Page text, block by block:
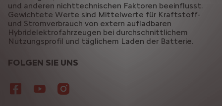
FOLGEN SIE UNS
und anderen nichttechnischen Faktoren beeinflusst.
Gewichtete Werte sind Mittelwerte für Kraftstoff-
und Stromverbrauch von extern aufladbaren
Hybridelektrofahrzeugen bei durchschnittlichem
Nutzungsprofil und täglichem Laden der Batterie.